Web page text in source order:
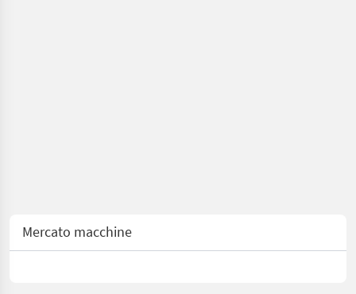
Mercato macchine